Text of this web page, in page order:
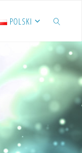
POLSKI
SZUKAJ